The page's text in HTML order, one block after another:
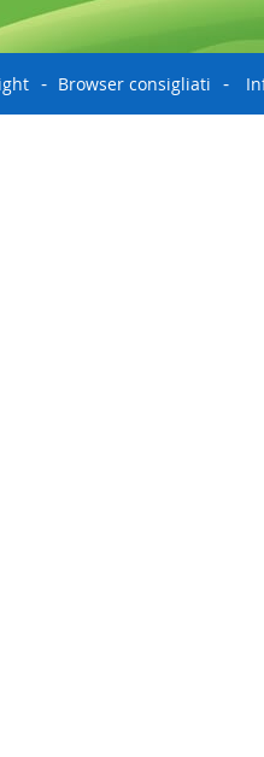
Browser consigliati